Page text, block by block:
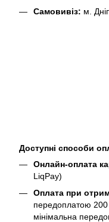
Самовивіз: м.
Доступні способи
Онлайн-оплата
LiqPay)
Оплата при
передоплатою 200
мінімальна